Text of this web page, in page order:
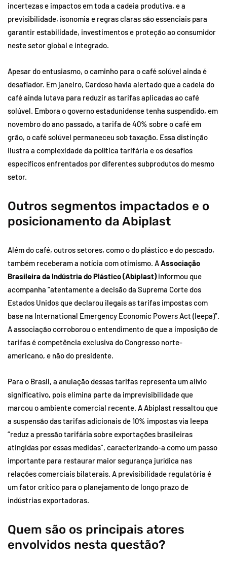
incertezas e impactos em toda a cadeia produtiva, e a
previsibilidade, isonomia e regras claras são essenciais para
garantir estabilidade, investimentos e proteção ao consumidor
neste setor global e integrado.
Apesar do entusiasmo, o caminho para o café solúvel ainda é
desafiador. Em janeiro, Cardoso havia alertado que a cadeia do
café ainda lutava para reduzir as tarifas aplicadas ao café
solúvel. Embora o governo estadunidense tenha suspendido, em
novembro do ano passado, a tarifa de 40% sobre o café em
grão, o café solúvel permaneceu sob taxação. Essa distinção
ilustra a complexidade da política tarifária e os desafios
específicos enfrentados por diferentes subprodutos do mesmo
setor.
Outros segmentos impactados e o
posicionamento da Abiplast
Além do café, outros setores, como o do plástico e do pescado,
também receberam a notícia com otimismo. AAssociação
Brasileira da Indústria do Plástico (Abiplast)informou que
acompanha “atentamente a decisão da Suprema Corte dos
Estados Unidos que declarou ilegais as tarifas impostas com
base na International Emergency Economic Powers Act (Ieepa)”.
A associação corroborou o entendimento de que a imposição de
tarifas é competência exclusiva do Congresso norte-
americano, e não do presidente.
Para o Brasil, a anulação dessas tarifas representa um alívio
significativo, pois elimina parte da imprevisibilidade que
marcou o ambiente comercial recente. A Abiplast ressaltou que
a suspensão das tarifas adicionais de 10% impostas via Ieepa
“reduz a pressão tarifária sobre exportações brasileiras
atingidas por essas medidas”, caracterizando-a como um passo
importante para restaurar maior segurança jurídica nas
relações comerciais bilaterais. A previsibilidade regulatória é
um fator crítico para o planejamento de longo prazo de
indústrias exportadoras.
Quem são os principais atores
envolvidos nesta questão?